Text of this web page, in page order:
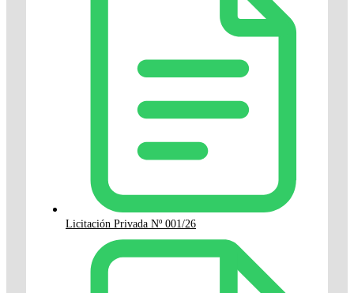
Licitación Privada Nº 001/26